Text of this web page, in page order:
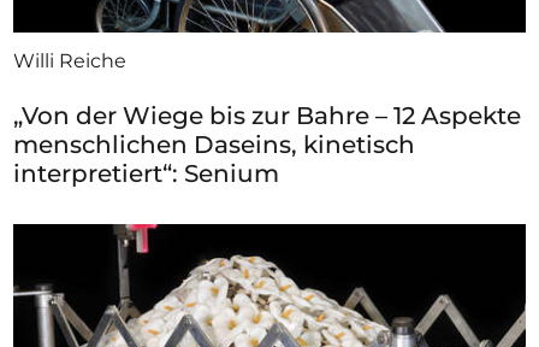
Willi Reiche
„Von der Wiege bis zur Bahre – 12 Aspekte
menschlichen Daseins, kinetisch
interpretiert“: Senium